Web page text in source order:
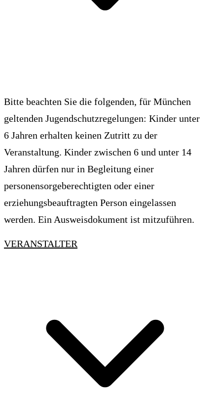
Bitte beachten Sie die folgenden, für München
geltenden Jugendschutzregelungen: Kinder unter
6 Jahren erhalten keinen Zutritt zu der
Veranstaltung. Kinder zwischen 6 und unter 14
Jahren dürfen nur in Begleitung einer
personensorgeberechtigten oder einer
erziehungsbeauftragten Person eingelassen
werden. Ein Ausweisdokument ist mitzuführen.
VERANSTALTER